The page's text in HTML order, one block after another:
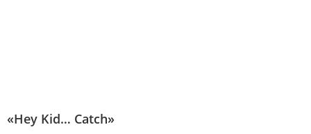
«Hey Kid… Catch»